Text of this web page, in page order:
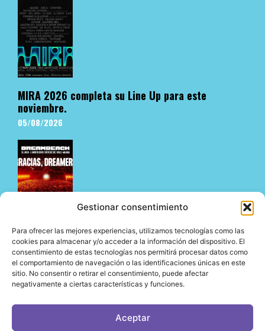
Gestionar consentimiento
Para ofrecer las mejores experiencias, utilizamos tecnologías como las
cookies para almacenar y/o acceder a la información del dispositivo. El
consentimiento de estas tecnologías nos permitirá procesar datos como
el comportamiento de navegación o las identificaciones únicas en este
sitio. No consentir o retirar el consentimiento, puede afectar
negativamente a ciertas características y funciones.
Aceptar
MIRA 2026 completa su Line Up para este
noviembre.
05/08/2026
Dreambeach no defrauda en su estreno en Vélez-
Málaga y abre su nueva etapa en la Costa del Sol
05/08/2026